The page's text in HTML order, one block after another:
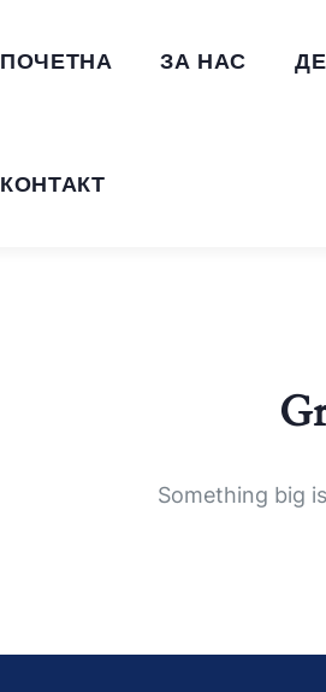
ПОЧЕТНА ЗА НАС
КОНТАКТ
Something big